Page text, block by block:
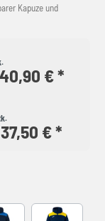
Kapuze und
€ *
€ *